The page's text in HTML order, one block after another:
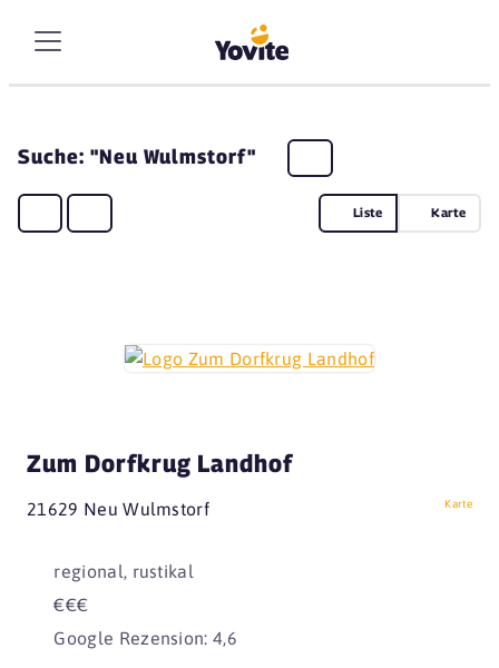
Suche: "Neu Wulmstorf"
Liste Karte
Zum Dorfkrug Landhof
21629 Neu Wulmstorf Karte
regional, rustikal
€€€
Google Rezension: 4,6